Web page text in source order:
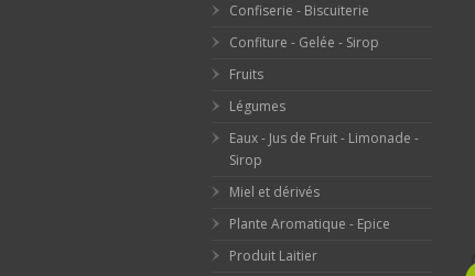
Confiserie - Biscuiterie
Confiture - Gelée - Sirop
Fruits
Légumes
Eaux - Jus de Fruit - Limonade -
Sirop
Miel et dérivés
Plante Aromatique - Epice
Produit Laitier